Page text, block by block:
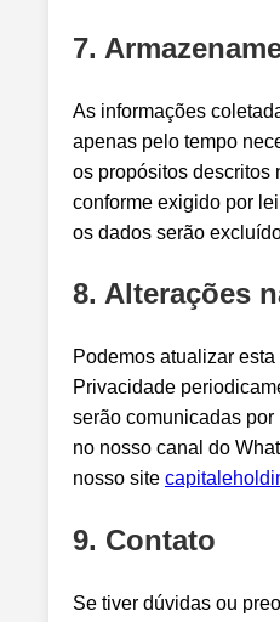
7.
As informações
apenas pelo tempo
os propósitos descritos
conforme exigido por
os dados serão
8. Alterações
Podemos atualizar
Privacidade
serão comunicadas
no nosso canal do
nosso site
9. Contato
Se tiver dúvidas ou